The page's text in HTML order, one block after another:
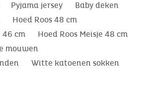
Pyjama jersey
Baby deken
Hoed Roos 48 cm
46 cm
Hoed Roos Meisje 48 cm
mouwen
Witte katoenen sokken